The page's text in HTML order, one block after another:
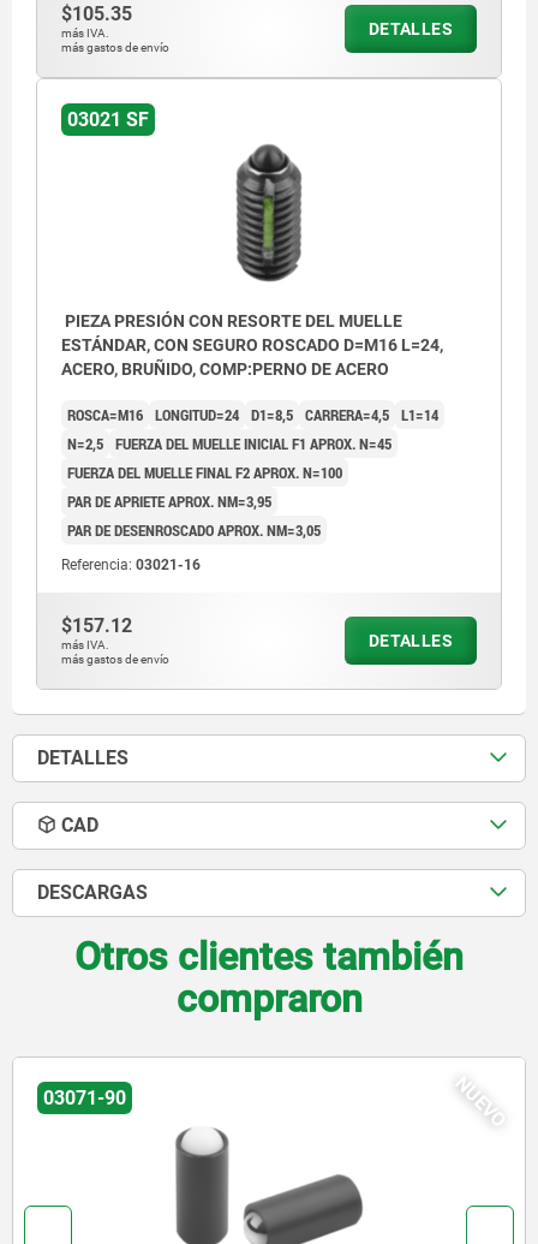
$105.35
más IVA.
más gastos de envío
DETALLES
03021 SF
PIEZA PRESIÓN CON RESORTE DEL MUELLE
ESTÁNDAR, CON SEGURO ROSCADO D=M16 L=24,
ACERO, BRUÑIDO, COMP:PERNO DE ACERO
ROSCA=M16 LONGITUD=24 D1=8,5 CARRERA=4,5 L1=14
N=2,5 FUERZA DEL MUELLE INICIAL F1 APROX. N=45
FUERZA DEL MUELLE FINAL F2 APROX. N=100
PAR DE APRIETE APROX. NM=3,95
PAR DE DESENROSCADO APROX. NM=3,05
Referencia: 03021-16
$157.12
más IVA.
más gastos de envío
DETALLES
DETALLES
CAD
DESCARGAS
Otros clientes también
compraron
NUEVO
03071-90